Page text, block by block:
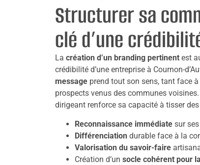
Structurer sa
clé d’une
La création d’un branding pertinent est
crédibilité d’une entreprise à Cournon-
message prend tout son sens, tant face
prospects venus des communes
dirigeant renforce sa capacité à tisser
Reconnaissance immédiate sur
Différenciation durable face à la
Valorisation du savoir-faire
Création d’un socle cohérent pour